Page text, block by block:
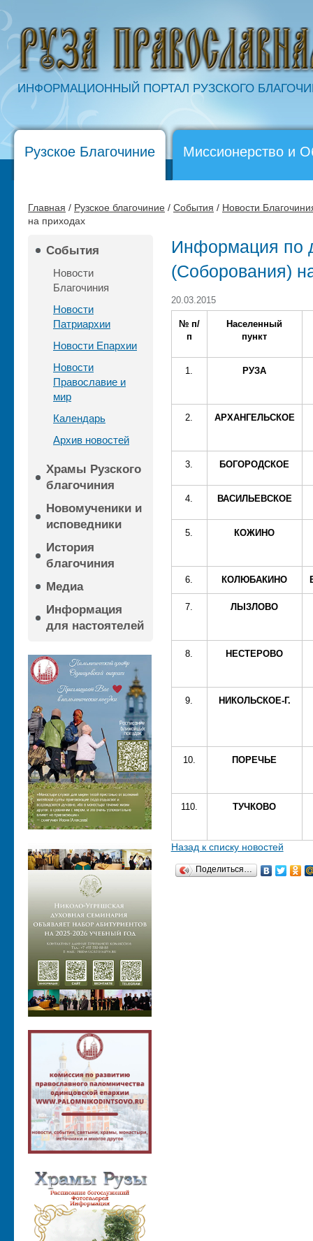
ИНФОРМАЦИОННЫЙ ПОРТАЛ РУЗСКОГО
Рузское Благочиние Миссионерство и
Главная / Рузское благочиние / События / Новости
на приходах
События
Новости
Благочиния
Новости
Патриархии
Новости Епархии
Новости
Православие и
мир
Календарь
Архив новостей
Храмы Рузского
благочиния
Новомученики и
исповедники
История
благочиния
Медиа
Информация
для настоятелей
Информация по
(Соборования)
20.03.2015
№ п/
п
Населенный
пункт
1. РУЗА
2. АРХАНГЕЛЬСКОЕ
3. БОГОРОДСКОЕ
4. ВАСИЛЬЕВСКОЕ
5. КОЖИНО
6. КОЛЮБАКИНО
7. ЛЫЗЛОВО
8. НЕСТЕРОВО
9. НИКОЛЬСКОЕ-Г.
10. ПОРЕЧЬЕ
110. ТУЧКОВО
Назад к списку новостей
Поделиться…